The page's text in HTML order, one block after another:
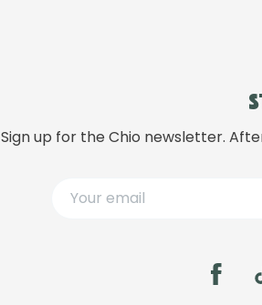
Sign up for the Chio newsletter.